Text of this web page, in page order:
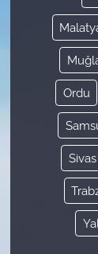
Ordu
Sivas